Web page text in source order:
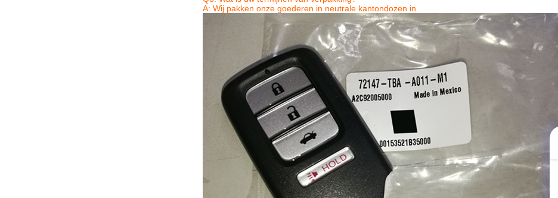
A: Wij pakken onze goederen in neutrale kantondozen in.